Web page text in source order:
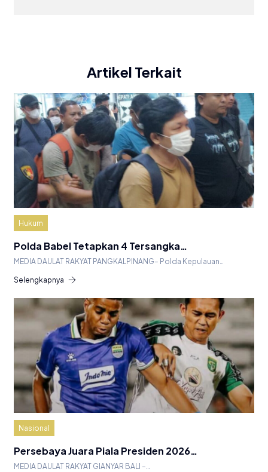
Artikel Terkait
Hukum
Polda Babel Tetapkan 4 Tersangka…
MEDIA DAULAT RAKYAT PANGKALPINANG– Polda Kepulauan…
Selengkapnya
Nasional
Persebaya Juara Piala Presiden 2026…
MEDIA DAULAT RAKYAT GIANYAR BALI –…